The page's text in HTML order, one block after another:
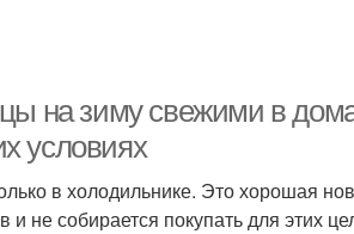
на зиму свежими в
условиях
в холодильнике. Это хорошая
и не собирается покупать для этих